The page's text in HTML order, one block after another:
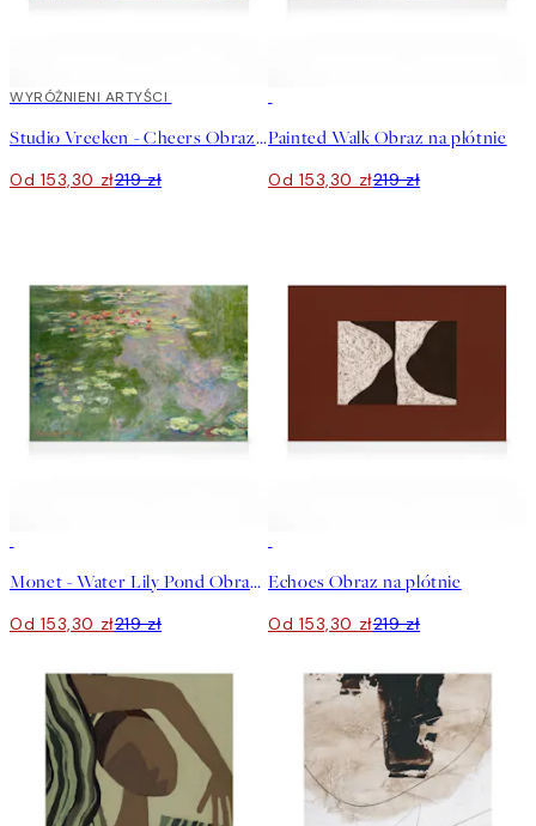
30%*
WYRÓŻNIENI ARTYŚCI
Studio Vreeken - Cheers Obraz na płótnie
Od 153,30 zł219 zł
Painted Walk Obraz na płótnie
Od 153,30 zł219 zł
Monet - Water Lily Pond Obraz na płótnie
Od 153,30 zł219 zł
Echoes Obraz na płótnie
Od 153,30 zł219 zł